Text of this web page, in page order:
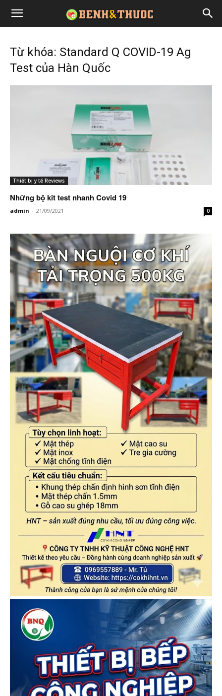
Từ khóa: Standard Q COVID-19 Ag
Test của Hàn Quốc
Thiết bị y tế Reviews
Những bộ kit test nhanh Covid 19
admin - 21/09/2021 0